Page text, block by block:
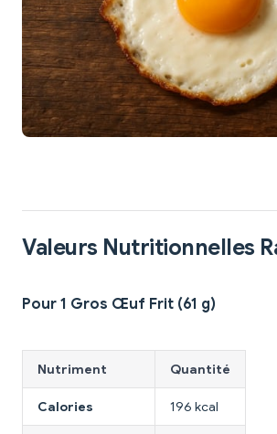
Valeurs Nutritionnelles
Pour 1 Gros Œuf Frit (61 g)
Nutriment Quantité
Calories 196 kcal